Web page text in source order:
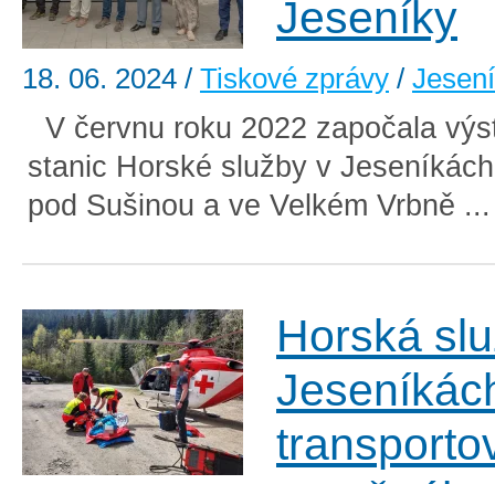
Jeseníky
18. 06. 2024 / Tiskové zprávy /
V červnu roku 2022 započala
stanic Horské služby v
pod Sušinou a ve Velkém Vrbně
Horská